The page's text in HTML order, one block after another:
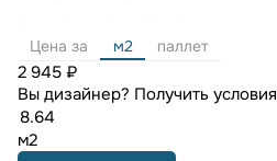
Цена за м2 паллет
2 945 ₽
Вы дизайнер? Получить условия
м2